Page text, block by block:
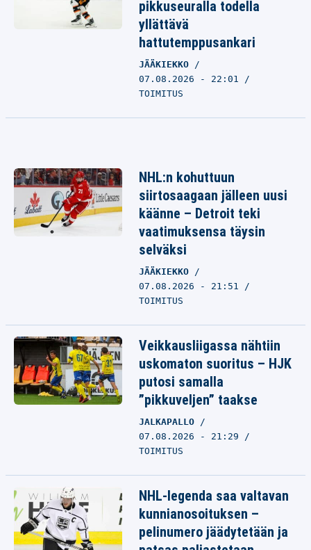
pikkuseuralla todella
yllättävä
hattutemppusankari
JÄÄKIEKKO
07.08.2026 - 22:01
TOIMITUS
NHL:n kohuttuun
siirtosaagaan jälleen uusi
käänne – Detroit teki
vaatimuksensa täysin
selväksi
JÄÄKIEKKO
07.08.2026 - 21:51
TOIMITUS
Veikkausliigassa nähtiin
uskomaton suoritus – HJK
putosi samalla
”pikkuveljen” taakse
JALKAPALLO
07.08.2026 - 21:29
TOIMITUS
NHL-legenda saa valtavan
kunnianosoituksen –
pelinumero jäädytetään ja